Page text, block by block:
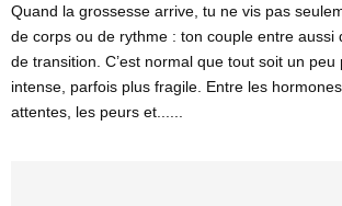
Quand la grossesse arrive, tu ne vis pas
de corps ou de rythme : ton couple entre aussi
de transition. C’est normal que tout soit un peu
intense, parfois plus fragile. Entre les
attentes, les peurs et......